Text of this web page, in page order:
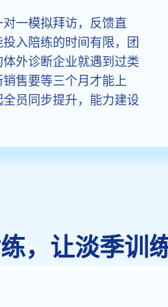
一模拟拜访，反馈直
入陪练的时间有限，团
外诊断企业就遇到过类
售要等三个月才能上
员同步提升，能力建设
，让淡季训